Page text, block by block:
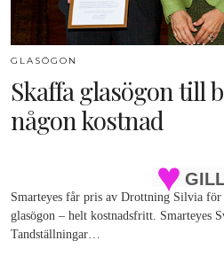
GLASÖGON
Skaffa glasögon till
någon kostnad
Smarteyes får pris av Drottning Silvia
glasögon – helt kostnadsfritt. Smarteyes
Tandställningar…